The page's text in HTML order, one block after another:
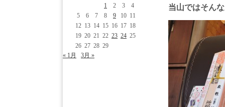
当山ではそん
1
2 3
4
5
6 7 8 9 10 11
12 13 14 15 16 17 18
19 20 21 22 23 24 25
26 27 28 29
« 1月
3月 »